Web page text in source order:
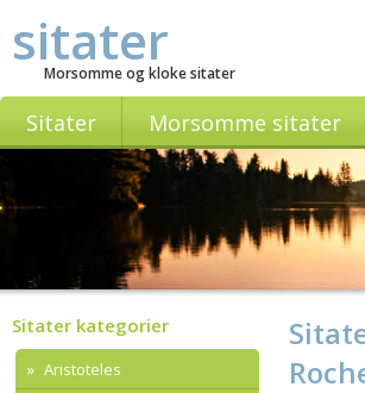
sitater
Morsomme og kloke sitater
Sitater Morsomme sitater
Sitater kategorier
Aristoteles